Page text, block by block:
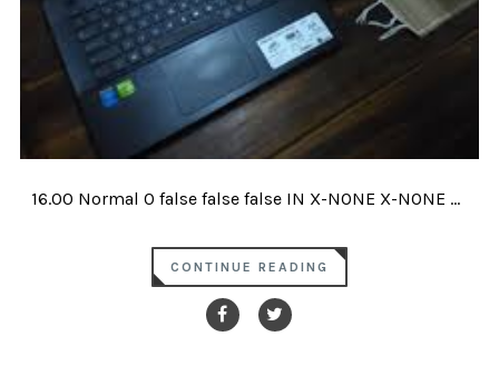
16.00 Normal 0 false false false IN X-NONE X-NONE ...
CONTINUE READING